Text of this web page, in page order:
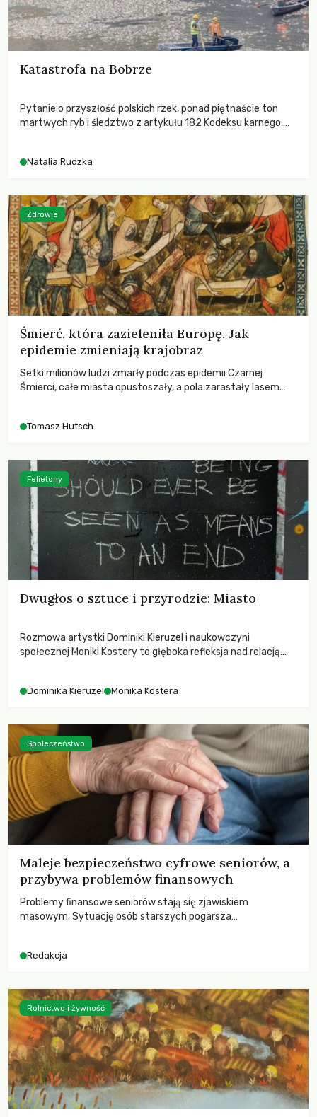
Katastrofa na Bobrze
Pytanie o przyszłość polskich rzek, ponad piętnaście ton
martwych ryb i śledztwo z artykułu 182 Kodeksu karnego.
zdarzeń prowadzących do biologicznej śmierci rzeki.
Natalia Rudzka
Śmierć, która zazieleniła Europę. Jak
epidemie zmieniają krajobraz
Setki milionów ludzi zmarły podczas epidemii Czarnej
Śmierci, całe miasta opustoszały, a pola zarastały lasem.
największych katastrof w swoich dziejach.
Tomasz Hutsch
Zdrowie
Dwugłos o sztuce i przyrodzie: Miasto
Rozmowa artystki Dominiki Kieruzel i naukowczyni
społecznej Moniki Kostery to głęboka refleksja nad relacją
Dominika Kieruzel Monika Kostera
Felietony
Maleje bezpieczeństwo cyfrowe seniorów, a
przybywa problemów finansowych
Problemy finansowe seniorów stają się zjawiskiem
masowym. Sytuację osób starszych pogarsza
Redakcja
Społeczeństwo
Rolnictwo i żywność